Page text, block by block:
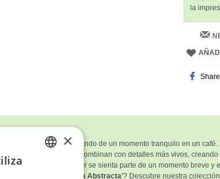
la
Share
a una mujer disfrutando de un momento tranquilo en un
cálidos y terrosos se combinan con detalles más vivos,
y hace que el espectador se sienta parte de un momento breve y
'Sensual Mujer Desnuda Abstracta'? Descubre nuestra
×